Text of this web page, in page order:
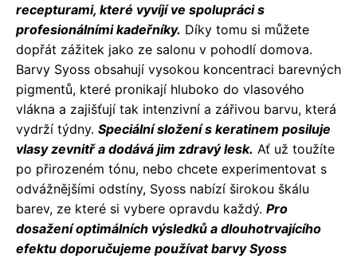
recepturami, které vyvíjí ve spolupráci s
profesionálními kadeřníky. Díky tomu si můžete
dopřát zážitek jako ze salonu v pohodlí domova.
Barvy Syoss obsahují vysokou koncentraci barevných
pigmentů, které pronikají hluboko do vlasového
vlákna a zajišťují tak intenzivní a zářivou barvu, která
vydrží týdny. Speciální složení s keratinem posiluje
vlasy zevnitř a dodává jim zdravý lesk. Ať už toužíte
po přirozeném tónu, nebo chcete experimentovat s
odvážnějšími odstíny, Syoss nabízí širokou škálu
barev, ze které si vybere opravdu každý. Pro
dosažení optimálních výsledků a dlouhotrvajícího
efektu doporučujeme používat barvy Syoss